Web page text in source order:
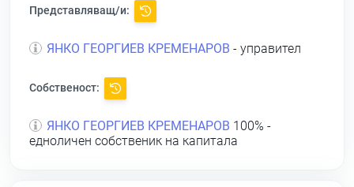
Представляващ/и:
ЯНКО ГЕОРГИЕВ КРЕМЕНАРОВ - управител
Собственост:
ЯНКО ГЕОРГИЕВ КРЕМЕНАРОВ 100% -
едноличен собственик на капитала